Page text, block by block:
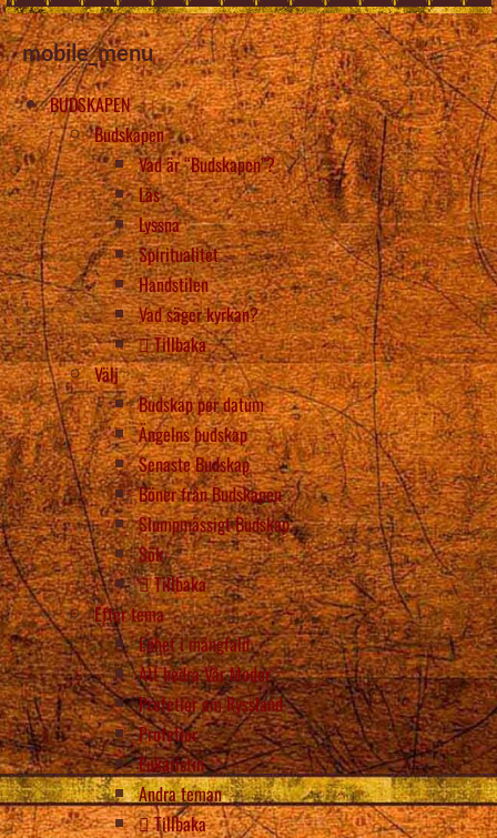
mobile_menu
BUDSKAPEN
Budskapen
Vad är “Budskapen”?
Läs
Lyssna
Spiritualitet
Handstilen
Vad säger kyrkan?
Tillbaka
Välj
Budskap per datum
Ängelns budskap
Senaste Budskap
Böner från Budskapen
Slumpmässigt Budskap
Sök
Tillbaka
Efter tema
Enhet i mångfald
Att hedra Vår Moder
Profetior om Ryssland
Profetior
Eukaristin
Andra teman
Tillbaka